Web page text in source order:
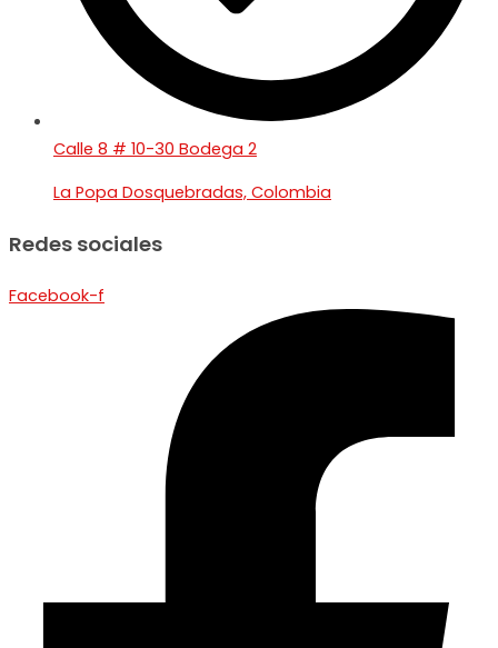
Calle 8 # 10-30 Bodega 2
La Popa Dosquebradas, Colombia
Redes sociales
Facebook-f